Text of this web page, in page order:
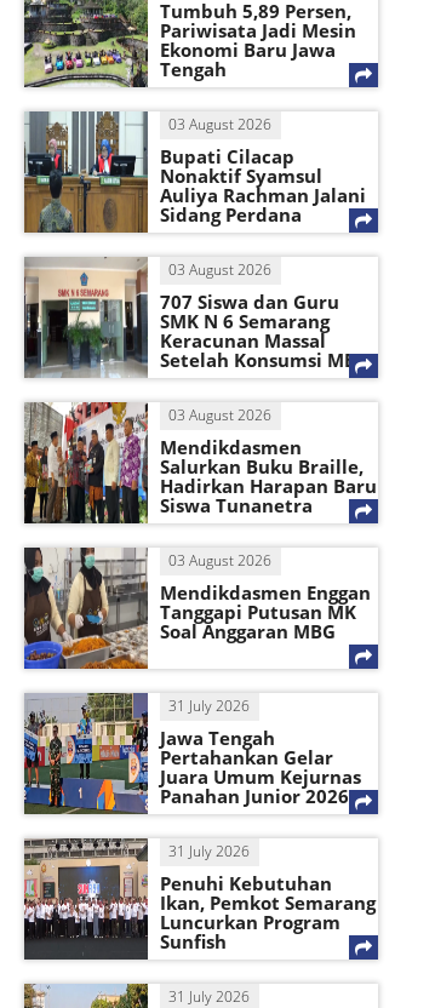
Tumbuh 5,89 Persen,
Pariwisata Jadi Mesin
Ekonomi Baru Jawa
Tengah
03 August 2026
Bupati Cilacap
Nonaktif Syamsul
Auliya Rachman Jalani
Sidang Perdana
03 August 2026
707 Siswa dan Guru
SMK N 6 Semarang
Keracunan Massal
Setelah Konsumsi MBG
03 August 2026
Mendikdasmen
Salurkan Buku Braille,
Hadirkan Harapan Baru
Siswa Tunanetra
03 August 2026
Mendikdasmen Enggan
Tanggapi Putusan MK
Soal Anggaran MBG
31 July 2026
Jawa Tengah
Pertahankan Gelar
Juara Umum Kejurnas
Panahan Junior 2026
31 July 2026
Penuhi Kebutuhan
Ikan, Pemkot Semarang
Luncurkan Program
Sunfish
31 July 2026